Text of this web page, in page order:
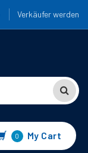
Verkäufer werden
0 My Cart